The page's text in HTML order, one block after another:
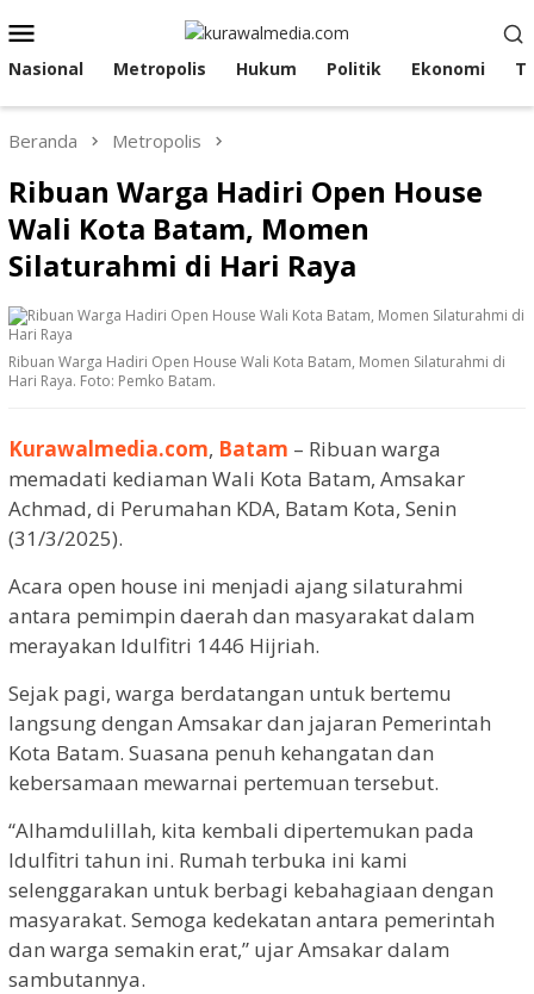
ke
kontenMobile
Nasional Metropolis Hukum Politik Ekonomi
Beranda Metropolis
Ribuan Warga Hadiri Open House
Wali Kota Batam, Momen
Silaturahmi di Hari Raya
Ribuan Warga Hadiri Open House Wali Kota Batam, Momen Silaturahmi di
Hari Raya. Foto: Pemko Batam.
Kurawalmedia.com, Batam – Ribuan warga
memadati kediaman Wali Kota Batam, Amsakar
Achmad, di Perumahan KDA, Batam Kota, Senin
(31/3/2025).
Acara open house ini menjadi ajang silaturahmi
antara pemimpin daerah dan masyarakat dalam
merayakan Idulfitri 1446 Hijriah.
Sejak pagi, warga berdatangan untuk bertemu
langsung dengan Amsakar dan jajaran Pemerintah
Kota Batam. Suasana penuh kehangatan dan
kebersamaan mewarnai pertemuan tersebut.
“Alhamdulillah, kita kembali dipertemukan pada
Idulfitri tahun ini. Rumah terbuka ini kami
selenggarakan untuk berbagi kebahagiaan dengan
masyarakat. Semoga kedekatan antara pemerintah
dan warga semakin erat,” ujar Amsakar dalam
sambutannya.